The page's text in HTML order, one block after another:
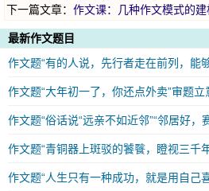
下一篇文章： 作文课：几种作文模式的建
最新作文题目
作文题“有的人说，先行者走在前列，能
作文题“大年初一了，你还点外卖”审题立
作文题“俗话说“远亲不如近邻”“邻居好，
作文题“青铜器上斑驳的饕餮，瞪视三千